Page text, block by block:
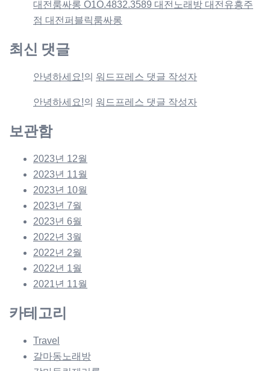
대전룸싸롱 O1O.4832.3589 대전노래방 대전유흥주
점 대전퍼블릭룸싸롱
최신 댓글
안녕하세요!의 워드프레스 댓글 작성자
안녕하세요!의 워드프레스 댓글 작성자
보관함
2023년 12월
2023년 11월
2023년 10월
2023년 7월
2023년 6월
2022년 3월
2022년 2월
2022년 1월
2021년 11월
카테고리
Travel
갈마동노래방